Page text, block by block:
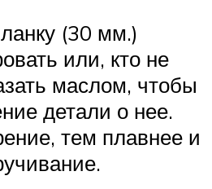
(30 мм.)
или, кто не
маслом, чтобы
детали о нее.
тем плавнее и